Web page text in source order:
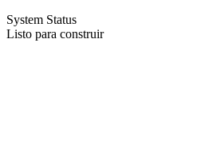
System Status
Listo para construir